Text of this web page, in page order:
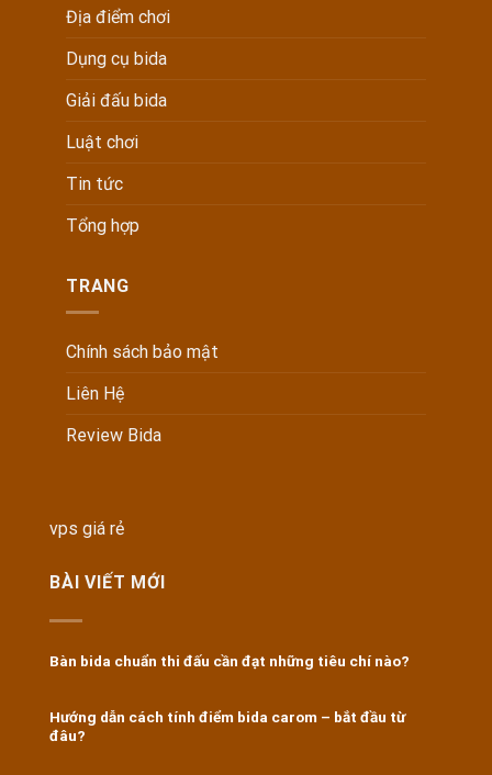
Địa điểm chơi
Dụng cụ bida
Giải đấu bida
Luật chơi
Tin tức
Tổng hợp
TRANG
Chính sách bảo mật
Liên Hệ
Review Bida
vps giá rẻ
BÀI VIẾT MỚI
Bàn bida chuẩn thi đấu cần đạt những tiêu chí nào?
Hướng dẫn cách tính điểm bida carom – bắt đầu từ
đâu?